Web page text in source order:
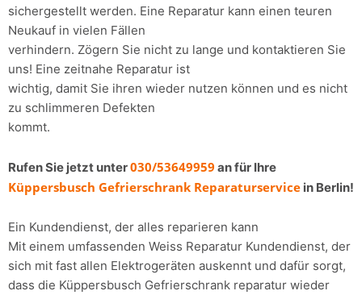
sichergestellt werden. Eine Reparatur kann einen teuren
Neukauf in vielen Fällen
verhindern. Zögern Sie nicht zu lange und kontaktieren Sie
uns! Eine zeitnahe Reparatur ist
wichtig, damit Sie ihren wieder nutzen können und es nicht
zu schlimmeren Defekten
kommt.
Rufen Sie jetzt unter030/53649959 an für Ihre
Küppersbusch Gefrierschrank Reparaturservice in Berlin!
Ein Kundendienst, der alles reparieren kann
Mit einem umfassenden Weiss Reparatur Kundendienst, der
sich mit fast allen Elektrogeräten auskennt und dafür sorgt,
dass die Küppersbusch Gefrierschrank reparatur wieder